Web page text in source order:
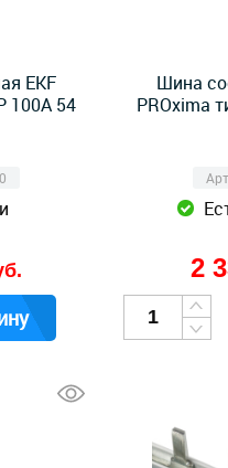
EKF
100А 54
Шина
PROxima
2